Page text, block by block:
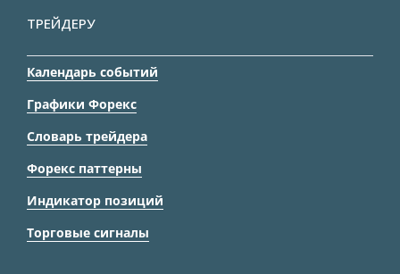
ТРЕЙДЕРУ
Календарь событий
Графики Форекс
Словарь трейдера
Форекс паттерны
Индикатор позиций
Торговые сигналы